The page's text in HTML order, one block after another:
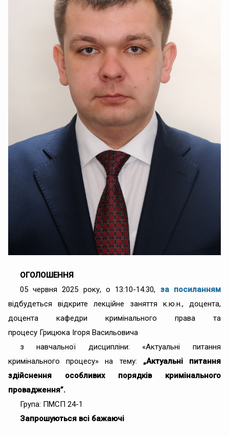
ОГОЛОШЕННЯ
05 червня 2025 року, о 13:10-14.30, за посиланням
відбудеться відкрите лекційне заняття к.ю.н., доцента,
доцента кафедри кримінального права та
процесу Грицюка Ігоря Васильовича
з навчальної дисципліни: «Актуальні питання
кримінального процесу» на тему: „Актуальні питання
здійснення особливих порядків кримінального
провадження”.
Група: ПМСП 24-1
Запрошуються всі бажаючі